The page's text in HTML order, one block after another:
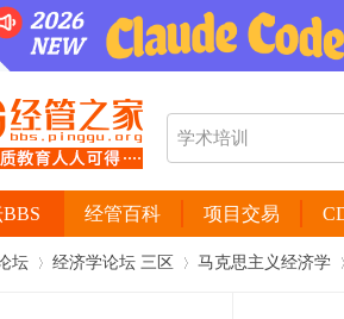
经管百科 项目交易
坛 经济学论坛 三区 马克思主义经济学